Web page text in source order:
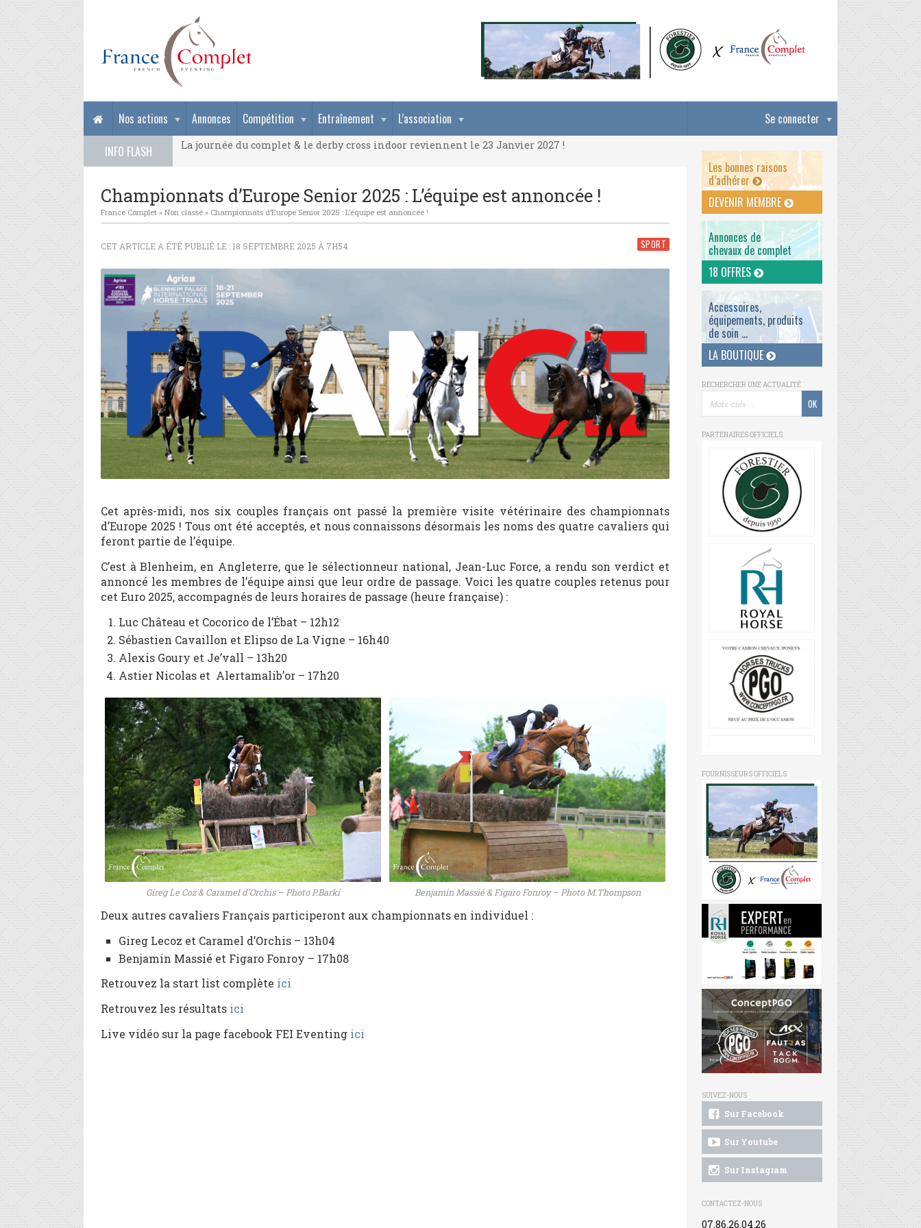
Se connecter
Nos actions Annonces Compétition Entraînement
L’association
INFO FLASH
La journée du complet & le derby cross indoor reviennent le 23 Janvier 2027 !
La journée du complet & le derby cross indoor reviennent le 23 Janvier 2027 !
Championnats d’Europe Senior 2025 : L’équipe est annoncée !
France Complet » Non classé » Championnats d’Europe Senior 2025 : L’équipe est annoncée !
SPORT
CET ARTICLE A ÉTÉ PUBLIÉ LE : 18 SEPTEMBRE 2025 À 7H54
Cet après-midi, nos six couples français ont passé la première visite vétérinaire des championnats
d’Europe 2025 ! Tous ont été acceptés, et nous connaissons désormais les noms des quatre cavaliers qui
feront partie de l’équipe.
C’est à Blenheim, en Angleterre, que le sélectionneur national, Jean-Luc Force, a rendu son verdict et
annoncé les membres de l’équipe ainsi que leur ordre de passage. Voici les quatre couples retenus pour
cet Euro 2025, accompagnés de leurs horaires de passage (heure française) :
Luc Château et Cocorico de l’Ébat – 12h12
Sébastien Cavaillon et Elipso de La Vigne – 16h40
Alexis Goury et Je’vall – 13h20
Astier Nicolas et Alertamalib’or – 17h20
Gireg Le Coz & Caramel d’Orchis – Photo P.Barki Benjamin Massié & Figaro Fonroy – Photo M.Thompson
Deux autres cavaliers Français participeront aux championnats en individuel :
Gireg Lecoz et Caramel d’Orchis – 13h04
Benjamin Massié et Figaro Fonroy – 17h08
Retrouvez la start list complète ici
Retrouvez les résultats ici
Live vidéo sur la page facebook FEI Eventing ici
Les bonnes raisons
d’adhérer
DEVENIR MEMBRE
Annonces de
chevaux de complet
18 OFFRES
Accessoires,
équipements, produits
de soin ...
LA BOUTIQUE
RECHERCHER UNE ACTUALITÉ
PARTENAIRES OFFICIELS
FOURNISSEURS OFFICIELS
SUIVEZ-NOUS
Sur Facebook
Sur Youtube
Sur Instagram
CONTACTEZ-NOUS
07.86.26.04.26